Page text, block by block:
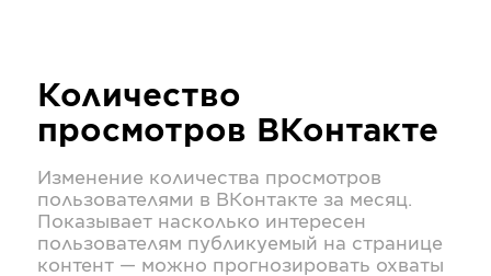
Количество
просмотров ВКонтакте
Изменение количества просмотров
пользователями в ВКонтакте за месяц.
Показывает насколько интересен
пользователям публикуемый на странице
контент — можно прогнозировать охваты